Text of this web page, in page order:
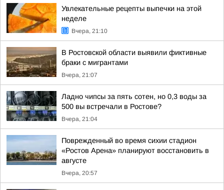
Увлекательные рецепты выпечки на этой
неделе
Вчера, 21:10
В Ростовской области выявили фиктивные
браки с мигрантами
Вчера, 21:07
Ладно чипсы за пять сотен, но 0,3 воды за
500 вы встречали в Ростове?
Вчера, 21:04
Поврежденный во время сихии стадион
«Ростов Арена» планируют восстановить в
августе
Вчера, 20:57